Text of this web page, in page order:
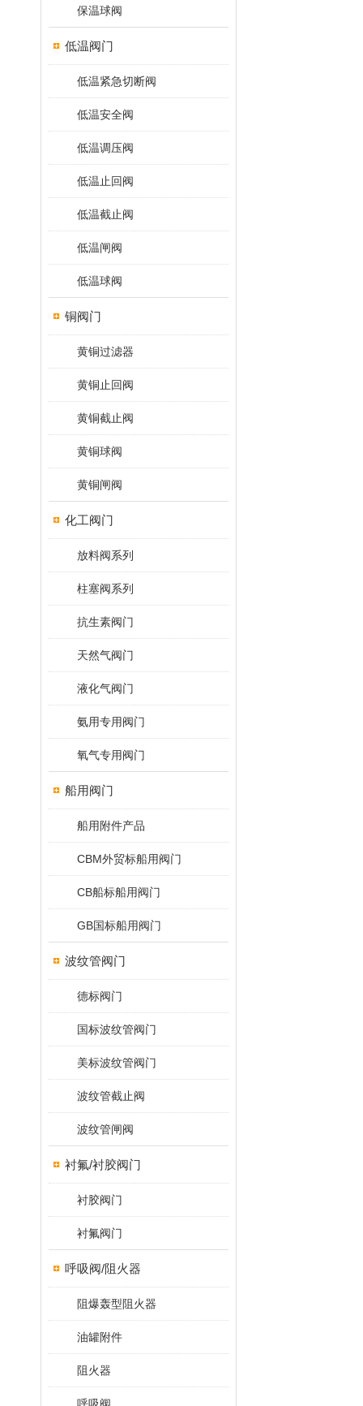
保温球阀
低温阀门
低温紧急切断阀
低温安全阀
低温调压阀
低温止回阀
低温截止阀
低温闸阀
低温球阀
铜阀门
黄铜过滤器
黄铜止回阀
黄铜截止阀
黄铜球阀
黄铜闸阀
化工阀门
放料阀系列
柱塞阀系列
抗生素阀门
天然气阀门
液化气阀门
氨用专用阀门
氧气专用阀门
船用阀门
船用附件产品
CBM外贸标船用阀门
CB船标船用阀门
GB国标船用阀门
波纹管阀门
德标阀门
国标波纹管阀门
美标波纹管阀门
波纹管截止阀
波纹管闸阀
衬氟/衬胶阀门
衬胶阀门
衬氟阀门
呼吸阀/阻火器
阻爆轰型阻火器
油罐附件
阻火器